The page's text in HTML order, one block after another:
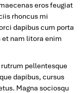
eros feugiat
rhoncus mi
dapibus cum porta
et nam litora enim
pellentesque
dapibus, cursus
Magna sociosqu